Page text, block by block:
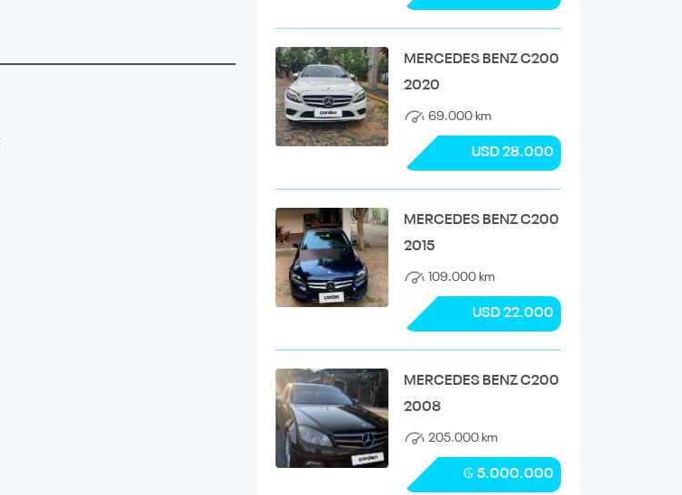
MERCEDES BENZ C200
2020
69.000 km
USD 28.000
MERCEDES BENZ C200
2015
109.000 km
USD 22.000
MERCEDES BENZ C200
2008
205.000 km
₲ 5.000.000